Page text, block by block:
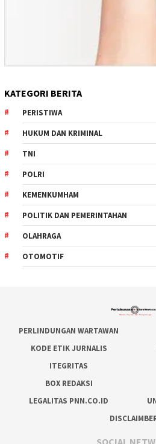
KATEGORI BERITA
PERISTIWA
HUKUM DAN KRIMINAL
TNI
POLRI
KEMENKUMHAM
POLITIK DAN PEMERINTAHAN
OLAHRAGA
OTOMOTIF
PERLINDUNGAN WARTAWAN
KODE ETIK JURNALIS
ITEGRITAS
BOX REDAKSI
LEGALITAS PNN.CO.ID